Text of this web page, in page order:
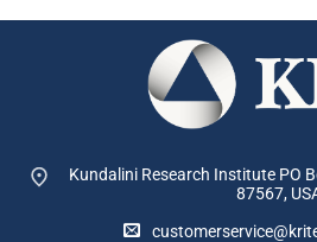
Kundalini Research Institute PO
87567,